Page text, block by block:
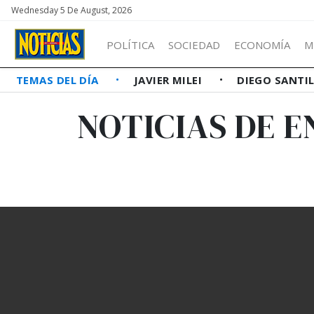
Wednesday 5 De August, 2026
POLÍTICA SOCIEDAD ECONOMÍA
TEMAS DEL DÍA JAVIER MILEI DIEGO
NOTICIAS DE